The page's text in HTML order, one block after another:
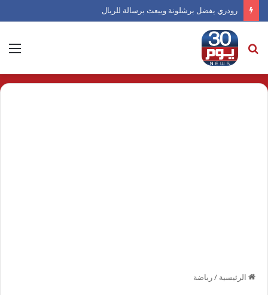
رودري يفضل برشلونة ويبعث برسالة للريال
بحث
عن
الرئيسية /رياضة